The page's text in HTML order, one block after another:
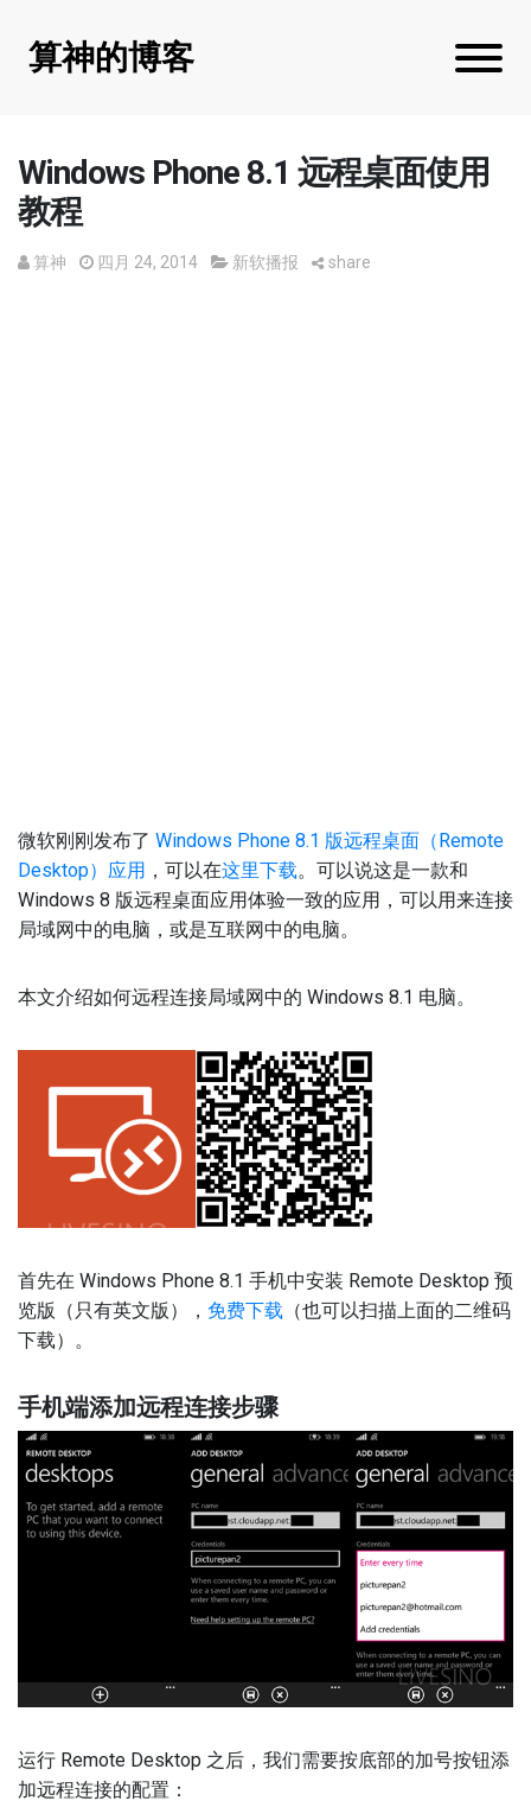
算神的博客
Windows Phone 8.1 远程桌面使用
教程
算神 四月 24, 2014 新软播报 share
微软刚刚发布了 Windows Phone 8.1 版远程桌面（Remote
Desktop）应用 ，可以在这里下载。可以说这是一款和
Windows 8 版远程桌面应用体验一致的应用，可以用来连接
局域网中的电脑，或是互联网中的电脑。
本文介绍如何远程连接局域网中的 Windows 8.1 电脑。
首先在 Windows Phone 8.1 手机中安装 Remote Desktop 预
览版（只有英文版）， 免费下载 （也可以扫描上面的二维码
下载）。
手机端添加远程连接步骤
运行 Remote Desktop 之后，我们需要按底部的加号按钮添
加远程连接的配置：